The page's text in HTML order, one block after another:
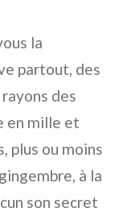
la
partout, des
des
en mille et
plus ou moins
à la
son secret